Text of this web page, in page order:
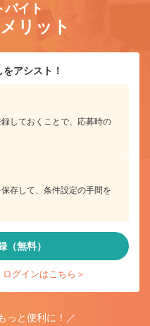
バイト
リット
アシスト！
しておくことで、応募時の
存して、条件設定の手間を
（無料）
グインはこちら＞
っと便利に！／